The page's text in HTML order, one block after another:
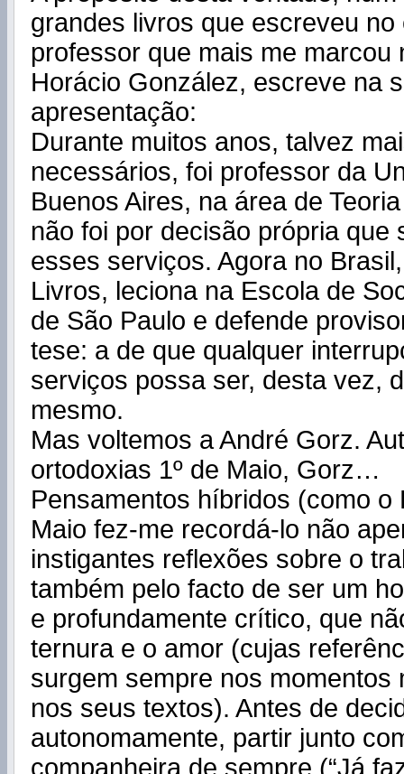
grandes livros que escreveu no
professor que mais me marcou
Horácio González, escreve na
apresentação:
Durante muitos anos, talvez
necessários, foi professor da
Buenos Aires, na área de
não foi por decisão própria que
esses serviços. Agora no
Livros, leciona na Escola de
de São Paulo e defende
tese: a de que qualquer
serviços possa ser, desta vez,
mesmo.
Mas voltemos a André Gorz.
ortodoxias 1º de Maio, Gorz…
Pensamentos híbridos (como o
Maio fez-me recordá-lo não
instigantes reflexões sobre o
também pelo facto de ser um
e profundamente crítico, que
ternura e o amor (cujas
surgem sempre nos momentos
nos seus textos). Antes de
autonomamente, partir junto
companheira de sempre (“Já